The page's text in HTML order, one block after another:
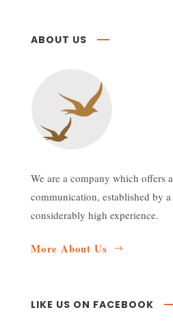
ABOUT US
We are a company which offers
communication, established by
considerably high experience.
More About Us
LIKE US ON FACEBOOK